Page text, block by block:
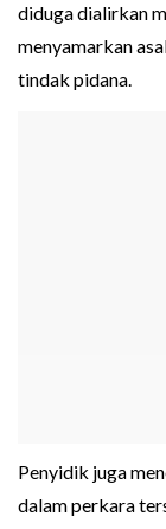
diduga dialirkan
menyamarkan
tindak pidana.
Penyidik juga
dalam perkara